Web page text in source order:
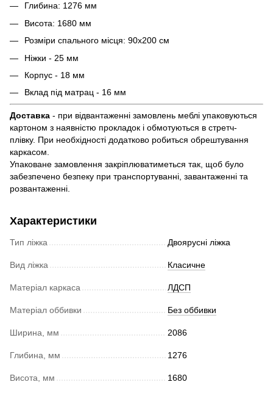
Глибина: 1276 мм
Висота: 1680 мм
Розміри спального місця: 90х200 см
Ніжки - 25 мм
Корпус - 18 мм
Вклад під матрац - 16 мм
Доставка - при відвантаженні замовлень меблі упаковуються
картоном з наявністю прокладок і обмотуються в стретч-
плівку. При необхідності додатково робиться обрештування
каркасом.
Упаковане замовлення закріплюватиметься так, щоб було
забезпечено безпеку при транспортуванні, завантаженні та
розвантаженні.
Характеристики
Тип ліжка Двоярусні ліжка
Вид ліжка Класичне
Матеріал каркаса ЛДСП
Матеріал оббивки Без оббивки
Ширина, мм 2086
Глибина, мм 1276
Висота, мм 1680